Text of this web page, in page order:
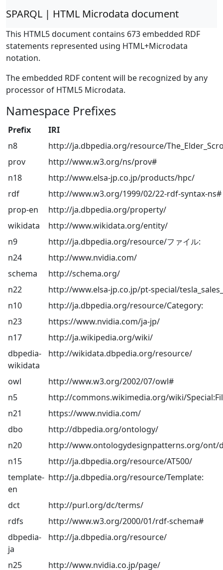
SPARQL | HTML Microdata document
This HTML5 document contains 673 embedded RDF
statements represented using HTML+Microdata
notation.
The embedded RDF content will be recognized by any
processor of HTML5 Microdata.
Namespace Prefixes
Prefix
IRI
n8
http://ja.dbpedia.org/resource/
prov
http://www.w3.org/ns/prov#
n18
http://www.elsa-jp.co.jp/products/hpc/
rdf
http://www.w3.org/1999/02/22-rdf-syntax-ns#
prop-en
http://ja.dbpedia.org/property/
wikidata
http://www.wikidata.org/entity/
n9
http://ja.dbpedia.org/resource/ファイル:
n24
http://www.nvidia.com/
schema
http://schema.org/
n22
http://www.elsa-jp.co.jp/pt-special/
n10
http://ja.dbpedia.org/resource/Category:
n23
https://www.nvidia.com/ja-jp/
n17
http://ja.wikipedia.org/wiki/
dbpedia-
wikidata
http://wikidata.dbpedia.org/resource/
owl
http://www.w3.org/2002/07/owl#
n5
http://commons.wikimedia.org/wiki/
n21
https://www.nvidia.com/
dbo
http://dbpedia.org/ontology/
n20
http://www.ontologydesignpatterns.org/ont/
n15
http://ja.dbpedia.org/resource/AT500/
template-
en
http://ja.dbpedia.org/resource/Template:
dct
http://purl.org/dc/terms/
rdfs
http://www.w3.org/2000/01/rdf-schema#
dbpedia-
ja
http://ja.dbpedia.org/resource/
n25
http://www.nvidia.co.jp/page/